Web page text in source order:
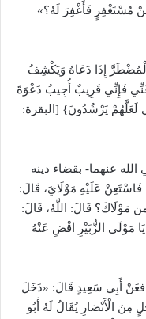
مُسْتَغْفِرٍ فَأَغْفِرَ لَهُ؟»
الْمُضْطَرَّ إِذَا دَعَاهُ وَيَكْشِفُ
عِبَادِي عَنِّي فَإِنِّي قَرِيبٌ أُجِيبُ دَعْوَةَ
لَعَلَّهُمْ يَرْشُدُونَ} [البقرة:
الله عنهما- بقضاء دينه
عَلَيْهِ مَوْلَايَ، قَالَ:
مَوْلَاكَ؟ قَالَ: اللَّهُ، قَالَ:
مَوْلَى الزُّبَيْرِ اقْضِ عَنْهُ
فعَنْ أَبِي سَعِيدٍ قَالَ: «دَخَلَ
الْأَنْصَارِ يُقَالُ لَهُ أَبُو